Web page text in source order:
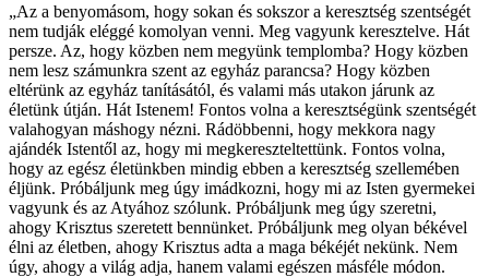
„Az a benyomásom, hogy sokan és sokszor a keresztség szentségét
nem tudják eléggé komolyan venni. Meg vagyunk keresztelve. Hát
persze. Az, hogy közben nem megyünk templomba? Hogy közben
nem lesz számunkra szent az egyház parancsa? Hogy közben
eltérünk az egyház tanításától, és valami más utakon járunk az
életünk útján. Hát Istenem! Fontos volna a keresztségünk szentségét
valahogyan máshogy nézni. Rádöbbenni, hogy mekkora nagy
ajándék Istentől az, hogy mi megkereszteltettünk. Fontos volna,
hogy az egész életünkben mindig ebben a keresztség szellemében
éljünk. Próbáljunk meg úgy imádkozni, hogy mi az Isten gyermekei
vagyunk és az Atyához szólunk. Próbáljunk meg úgy szeretni,
ahogy Krisztus szeretett bennünket. Próbáljunk meg olyan békével
élni az életben, ahogy Krisztus adta a maga békéjét nekünk. Nem
úgy, ahogy a világ adja, hanem valami egészen másféle módon.